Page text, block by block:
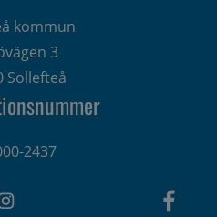
kommun
3
Sollefteå
2437